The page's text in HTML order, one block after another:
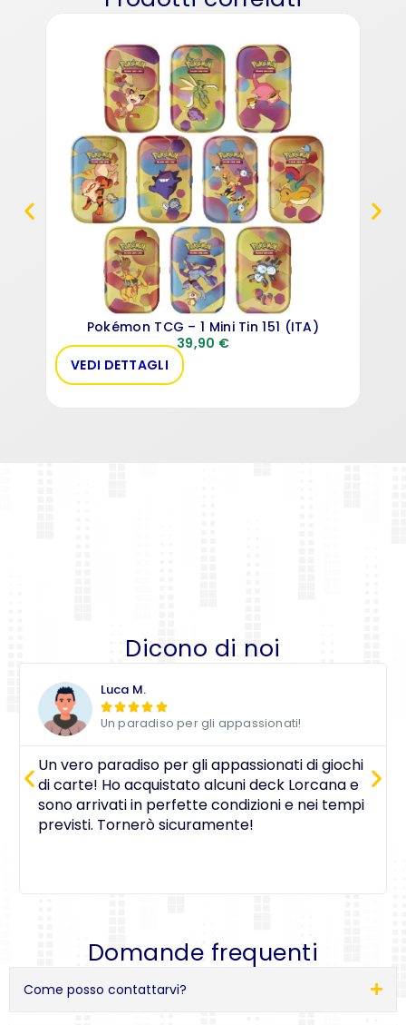
Pokémon TCG – 1 Mini Tin 151 (ITA)
39,90 €
VEDI DETTAGLI
Dicono di noi
Luca M.
 
Un paradiso per gli appassionati!
Un vero paradiso per gli appassionati di giochi
di carte! Ho acquistato alcuni deck Lorcana e
sono arrivati in perfette condizioni e nei tempi
previsti. Tornerò sicuramente!
Domande frequenti
Come posso contattarvi?